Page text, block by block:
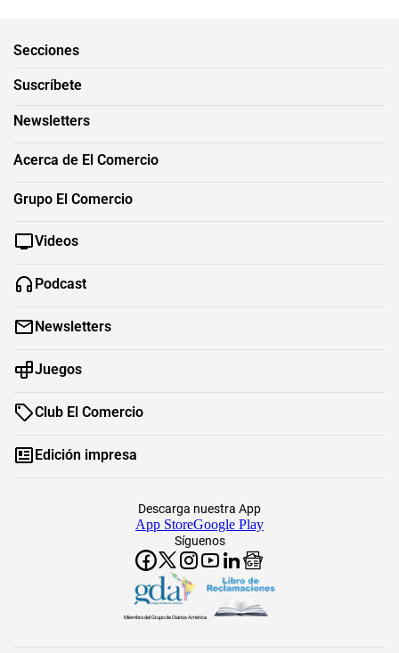
Secciones
Suscríbete
Newsletters
Acerca de El Comercio
Grupo El Comercio
Videos
Podcast
Newsletters
Juegos
Club El Comercio
Edición impresa
Síguenos
Descarga nuestra App
App StoreGoogle Play
Miembro del Grupo de Diarios América